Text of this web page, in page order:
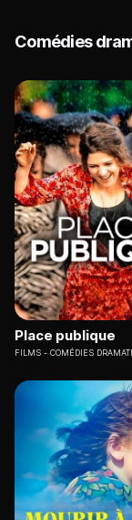
Comédies
Place publique
FILMS COMÉDIES